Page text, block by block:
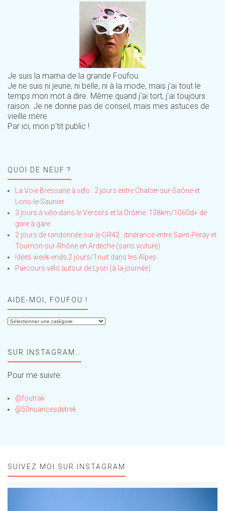
Je suis la mama de la grande Foufou.
Je ne suis ni jeune, ni belle, ni à la mode, mais j'ai tout le
temps mon mot à dire. Même quand j'ai tort, j'ai toujours
raison. Je ne donne pas de conseil, mais mes astuces de
vieille mère
Par ici, mon p'tit public !
QUOI DE NEUF ?
La Voie Bressane à vélo : 2 jours entre Chalon-sur-Saône et
Lons-le-Saunier
3 jours à vélo dans le Vercors et la Drôme: 138km/1060d+ de
gare à gare
2 jours de randonnée sur le GR42 : itinérance entre Saint-Péray et
Tournon-sur-Rhône en Ardèche (sans voiture)
Idées week-ends 2 jours/1nuit dans les Alpes
Parcours vélo autour de Lyon (à la journée)
AIDE-MOI, FOUFOU !
Aide-
!SUR INSTAGRAM…
Pour me suivre:
@foutrak
@50nuancesdetrek
SUIVEZ MOI SUR INSTAGRAM